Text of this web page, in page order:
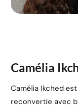
Camélia
Camélia Ikched
reconvertie avec